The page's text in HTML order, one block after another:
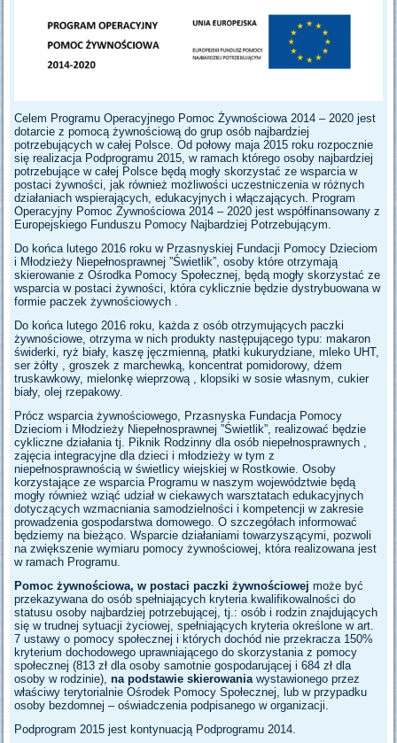
Celem Programu Operacyjnego Pomoc Żywnościowa 2014 – 2020 jest
dotarcie z pomocą żywnościową do grup osób najbardziej
potrzebujących w całej Polsce. Od połowy maja 2015 roku rozpocznie
się realizacja Podprogramu 2015, w ramach którego osoby najbardziej
potrzebujące w całej Polsce będą mogły skorzystać ze wsparcia w
postaci żywności, jak również możliwości uczestniczenia w różnych
działaniach wspierających, edukacyjnych i włączających. Program
Operacyjny Pomoc Żywnościowa 2014 – 2020 jest współfinansowany z
Europejskiego Funduszu Pomocy Najbardziej Potrzebującym.
Do końca lutego 2016 roku w Przasnyskiej Fundacji Pomocy Dzieciom
i Młodzieży Niepełnosprawnej ”Świetlik”, osoby które otrzymają
skierowanie z Ośrodka Pomocy Społecznej, będą mogły skorzystać ze
wsparcia w postaci żywności, która cyklicznie będzie dystrybuowana w
formie paczek żywnościowych .
Do końca lutego 2016 roku, każda z osób otrzymujących paczki
żywnościowe, otrzyma w nich produkty następującego typu: makaron
świderki, ryż biały, kaszę jęczmienną, płatki kukurydziane, mleko UHT,
ser żółty , groszek z marchewką, koncentrat pomidorowy, dżem
truskawkowy, mielonkę wieprzową , klopsiki w sosie własnym, cukier
biały, olej rzepakowy.
Prócz wsparcia żywnościowego, Przasnyska Fundacja Pomocy
Dzieciom i Młodzieży Niepełnosprawnej ”Świetlik”, realizować będzie
cykliczne działania tj. Piknik Rodzinny dla osób niepełnosprawnych ,
zajęcia integracyjne dla dzieci i młodzieży w tym z
niepełnosprawnością w świetlicy wiejskiej w Rostkowie. Osoby
korzystające ze wsparcia Programu w naszym województwie będą
mogły również wziąć udział w ciekawych warsztatach edukacyjnych
dotyczących wzmacniania samodzielności i kompetencji w zakresie
prowadzenia gospodarstwa domowego. O szczegółach informować
będziemy na bieżąco. Wsparcie działaniami towarzyszącymi, pozwoli
na zwiększenie wymiaru pomocy żywnościowej, która realizowana jest
w ramach Programu.
Pomoc żywnościowa, w postaci paczki żywnościowej może być
przekazywana do osób spełniających kryteria kwalifikowalności do
statusu osoby najbardziej potrzebującej, tj.: osób i rodzin znajdujących
się w trudnej sytuacji życiowej, spełniających kryteria określone w art.
7 ustawy o pomocy społecznej i których dochód nie przekracza 150%
kryterium dochodowego uprawniającego do skorzystania z pomocy
społecznej (813 zł dla osoby samotnie gospodarującej i 684 zł dla
osoby w rodzinie),na podstawie skierowania wystawionego przez
właściwy terytorialnie Ośrodek Pomocy Społecznej, lub w przypadku
osoby bezdomnej – oświadczenia podpisanego w organizacji.
Podprogram 2015 jest kontynuacją Podprogramu 2014.